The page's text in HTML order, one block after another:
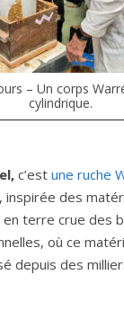
– Un corps
cylindrique.
c’est une ruche
inspirée des
en terre crue des
où ce
depuis des